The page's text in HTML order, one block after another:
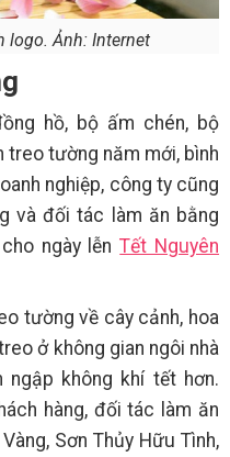
logo. Ảnh: Internet
hồ, bộ ấm chén, bộ
treo tường năm mới, bình
nghiệp, công ty cũng
và đối tác làm ăn bằng
ngày lễnTết Nguyên
tường về cây cảnh, hoa
ở không gian ngôi nhà
không khí tết hơn.
hàng, đối tác làm ăn
Sơn Thủy Hữu Tình,